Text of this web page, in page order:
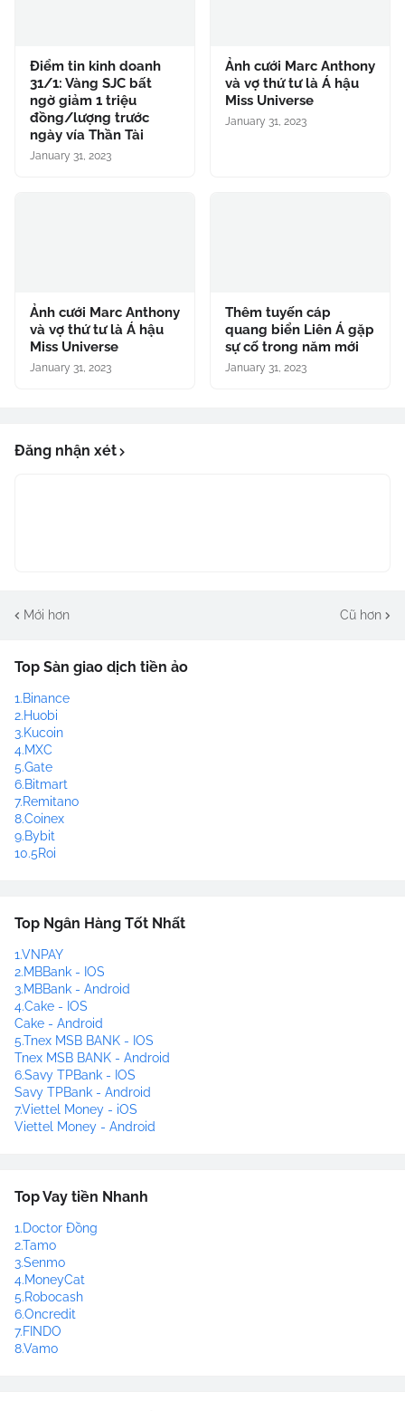
Điểm tin kinh doanh
31/1: Vàng SJC bất
ngờ giảm 1 triệu
đồng/lượng trước
ngày vía Thần Tài
January 31, 2023
Ảnh cưới Marc Anthony
và vợ thứ tư là Á hậu
Miss Universe
January 31, 2023
Ảnh cưới Marc Anthony
và vợ thứ tư là Á hậu
Miss Universe
January 31, 2023
Thêm tuyến cáp
quang biển Liên Á gặp
sự cố trong năm mới
January 31, 2023
Đăng nhận xét
Mới hơn Cũ hơn
Top Sàn giao dịch tiền ảo
1.Binance
2.Huobi
3.Kucoin
4.MXC
5.Gate
6.Bitmart
7.Remitano
8.Coinex
9.Bybit
10.5Roi
Top Ngân Hàng Tốt Nhất
1.VNPAY
2.MBBank - IOS
3.MBBank - Android
4.Cake - IOS
Cake - Android
5.Tnex MSB BANK - IOS
Tnex MSB BANK - Android
6.Savy TPBank - IOS
Savy TPBank - Android
7.Viettel Money - iOS
Viettel Money - Android
Top Vay tiền Nhanh
1.Doctor Đồng
2.Tamo
3.Senmo
4.MoneyCat
5.Robocash
6.Oncredit
7.FINDO
8.Vamo